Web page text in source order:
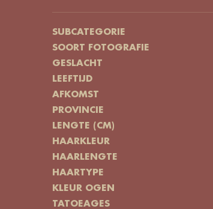
SUBCATEGORIE
SOORT FOTOGRAFIE
GESLACHT
LEEFTIJD
AFKOMST
PROVINCIE
LENGTE (CM)
HAARKLEUR
HAARLENGTE
HAARTYPE
KLEUR OGEN
TATOEAGES